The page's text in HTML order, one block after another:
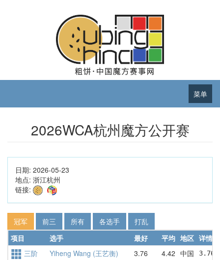
菜单
2026WCA杭州魔方公开赛
日期: 2026-05-23
地点: 浙江杭州
链接:
冠军 前三 所有 各选手
打乱
项目
选手 最好 平均 地区 详情
三阶
Yiheng Wang (王艺衡) 3.76 4.42 中国